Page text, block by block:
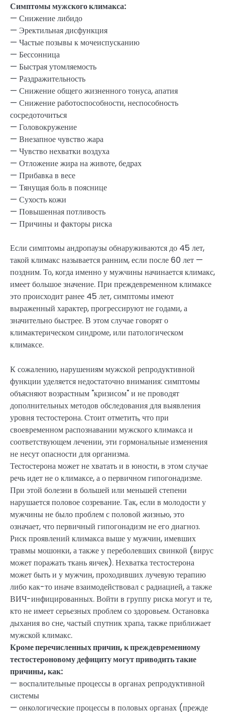
Симптомы мужского климакса:
— Снижение либидо
— Эректильная дисфункция
— Частые позывы к мочеиспусканию
— Бессонница
— Быстрая утомляемость
— Раздражительность
— Снижение общего жизненного тонуса, апатия
— Снижение работоспособности, неспособность
сосредоточиться
— Головокружение
— Внезапное чувство жара
— Чувство нехватки воздуха
— Отложение жира на животе, бедрах
— Прибавка в весе
— Тянущая боль в пояснице
— Сухость кожи
— Повышенная потливость
— Причины и факторы риска
Если симптомы андропаузы обнаруживаются до 45 лет,
такой климакс называется ранним, если после 60 лет —
поздним. То, когда именно у мужчины начинается климакс,
имеет большое значение. При преждевременном климаксе
это происходит ранее 45 лет, симптомы имеют
выраженный характер, прогрессируют не годами, а
значительно быстрее. В этом случае говорят о
климактерическом синдроме, или патологическом
климаксе.
К сожалению, нарушениям мужской репродуктивной
функции уделяется недостаточно внимания: симптомы
объясняют возрастным "кризисом" и не проводят
дополнительных методов обследования для выявления
уровня тестостерона. Стоит отметить, что при
своевременном распознавании мужского климакса и
соответствующем лечении, эти гормональные изменения
не несут опасности для организма.
Тестостерона может не хватать и в юности, в этом случае
речь идет не о климаксе, а о первичном гипогонадизме.
При этой болезни в большей или меньшей степени
нарушается половое созревание. Так, если в молодости у
мужчины не было проблем с половой жизнью, это
означает, что первичный гипогонадизм не его диагноз.
Риск проявлений климакса выше у мужчин, имевших
травмы мошонки, а также у переболевших свинкой (вирус
может поражать ткань яичек). Нехватка тестостерона
может быть и у мужчин, проходивших лучевую терапию
либо как-то иначе взаимодействовал с радиацией, а также
ВИЧ-инфицированных. Войти в группу риска могут и те,
кто не имеет серьезных проблем со здоровьем. Остановка
дыхания во сне, частый спутник храпа, также приближает
мужской климакс.
Кроме перечисленных причин, к преждевременному
тестостероновому дефициту могут приводить такие
причины, как:
— воспалительные процессы в органах репродуктивной
системы
— онкологические процессы в половых органах (прежде